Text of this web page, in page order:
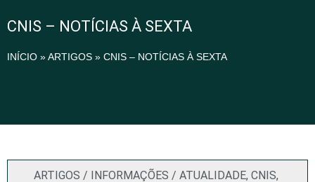
CNIS – NOTÍCIAS À SEXTA
INÍCIO »ARTIGOS » CNIS – NOTÍCIAS À SEXTA
ARTIGOS / INFORMAÇÕES / ATUALIDADE, CNIS,